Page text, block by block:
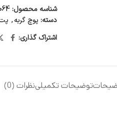
شناسه محصول:
دسته: پوچ گربه,
اشتراک گذاری:
توضیحات تکمیلینظرات (0)